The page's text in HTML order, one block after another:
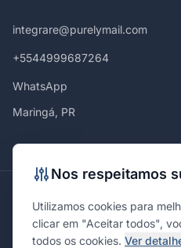
integrare@purelymail.com
+5544999687264
WhatsApp
Maringá, PR
MaringáCuritibaSão Paulo
Florianópolis BrasíliaJoinville
Nos respeitamos
Utilizamos cookies para
clicar em "Aceitar todos",
todos os cookies. Ver